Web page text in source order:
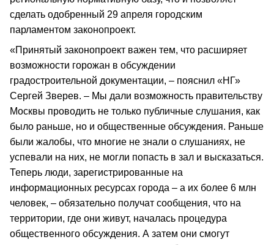
сделать одобренный 29 апреля городским
парламентом законопроект.
«Принятый законопроект важен тем, что расширяет
возможности горожан в обсуждении
градостроительной документации, – пояснил «НГ»
Сергей Зверев. – Мы дали возможность правительству
Москвы проводить не только публичные слушания, как
было раньше, но и общественные обсуждения. Раньше
были жалобы, что многие не знали о слушаниях, не
успевали на них, не могли попасть в зал и высказаться.
Теперь люди, зарегистрированные на
информационных ресурсах города – а их более 6 млн
человек, – обязательно получат сообщения, что на
территории, где они живут, началась процедура
общественного обсуждения. А затем они смогут